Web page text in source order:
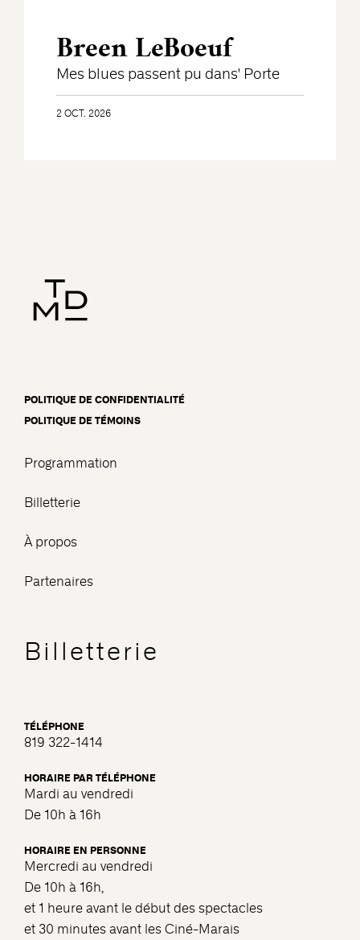
Breen LeBoeuf
Mes blues passent pu dans' Porte
2 OCT. 2026
Programmation
Billetterie
À propos
Partenaires
Billetterie
TÉLÉPHONE
819 322-1414
HORAIRE PAR TÉLÉPHONE
Mardi au vendredi
De 10h à 16h
HORAIRE EN PERSONNE
Mercredi au vendredi
De 10h à 16h,
et 1 heure avant le début des spectacles
et 30 minutes avant les Ciné-Marais
POLITIQUE DE CONFIDENTIALITÉ
POLITIQUE DE TÉMOINS